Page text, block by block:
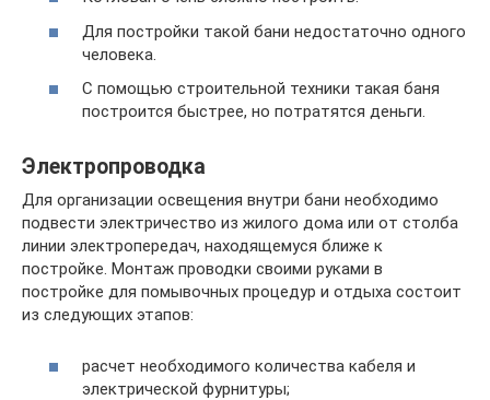
Для постройки такой бани недостаточно одного
человека.
С помощью строительной техники такая баня
построится быстрее, но потратятся деньги.
Электропроводка
Для организации освещения внутри бани необходимо
подвести электричество из жилого дома или от столба
линии электропередач, находящемуся ближе к
постройке. Монтаж проводки своими руками в
постройке для помывочных процедур и отдыха состоит
из следующих этапов:
расчет необходимого количества кабеля и
электрической фурнитуры;